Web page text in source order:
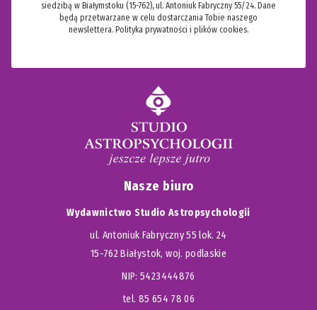
siedzibą w Białymstoku (15-762), ul. Antoniuk Fabryczny 55/24. Dane
będą przetwarzane w celu dostarczania Tobie naszego
newslettera. Polityka prywatności i plików cookies.
Nasze biuro
Wydawnictwo Studio Astropsychologii
ul. Antoniuk Fabryczny 55 lok. 24
15-762 Białystok, woj. podlaskie
NIP: 5423444876
tel. 85 654 78 06